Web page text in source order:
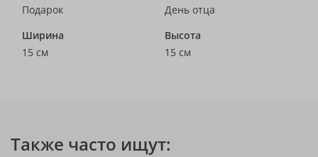
Подарок
День отца
Ширина
15 см
Высота
15 см
Также часто ищут: